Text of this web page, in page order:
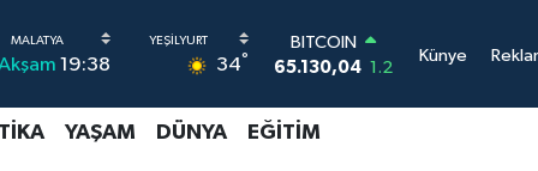
19:38 34°
DOLAR
47,7106 0.17
55,1652
STERLİN
Künye
YAŞAM DÜNYA EĞITIM